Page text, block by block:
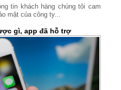
tin khách hàng chúng tôi cam
mật của công ty...
gì, app đã hỗ trợ